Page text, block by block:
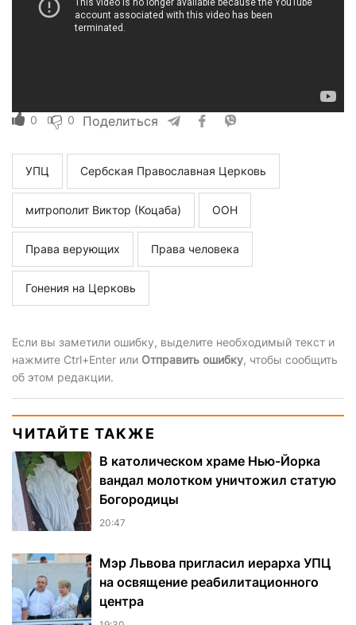
0 0 Поделиться
УПЦ Сербская Православная Церковь
митрополит Виктор (Коцаба) ООН
Права верующих Права человека
Гонения на Церковь
Если вы заметили ошибку, выделите необходимый текст и
нажмите Ctrl+Enter или Отправить ошибку, чтобы сообщить
об этом редакции.
ЧИТАЙТЕ ТАКЖЕ
В католическом храме Нью-Йорка
вандал молотком уничтожил статую
Богородицы
20:47
Мэр Львова пригласил иерарха УПЦ
на освящение реабилитационного
центра